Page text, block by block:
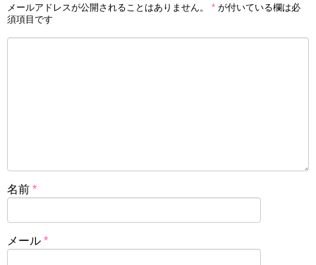
メールアドレスが公開されることはありません。 * が付いている欄は必
須項目です
名前 *
メール *